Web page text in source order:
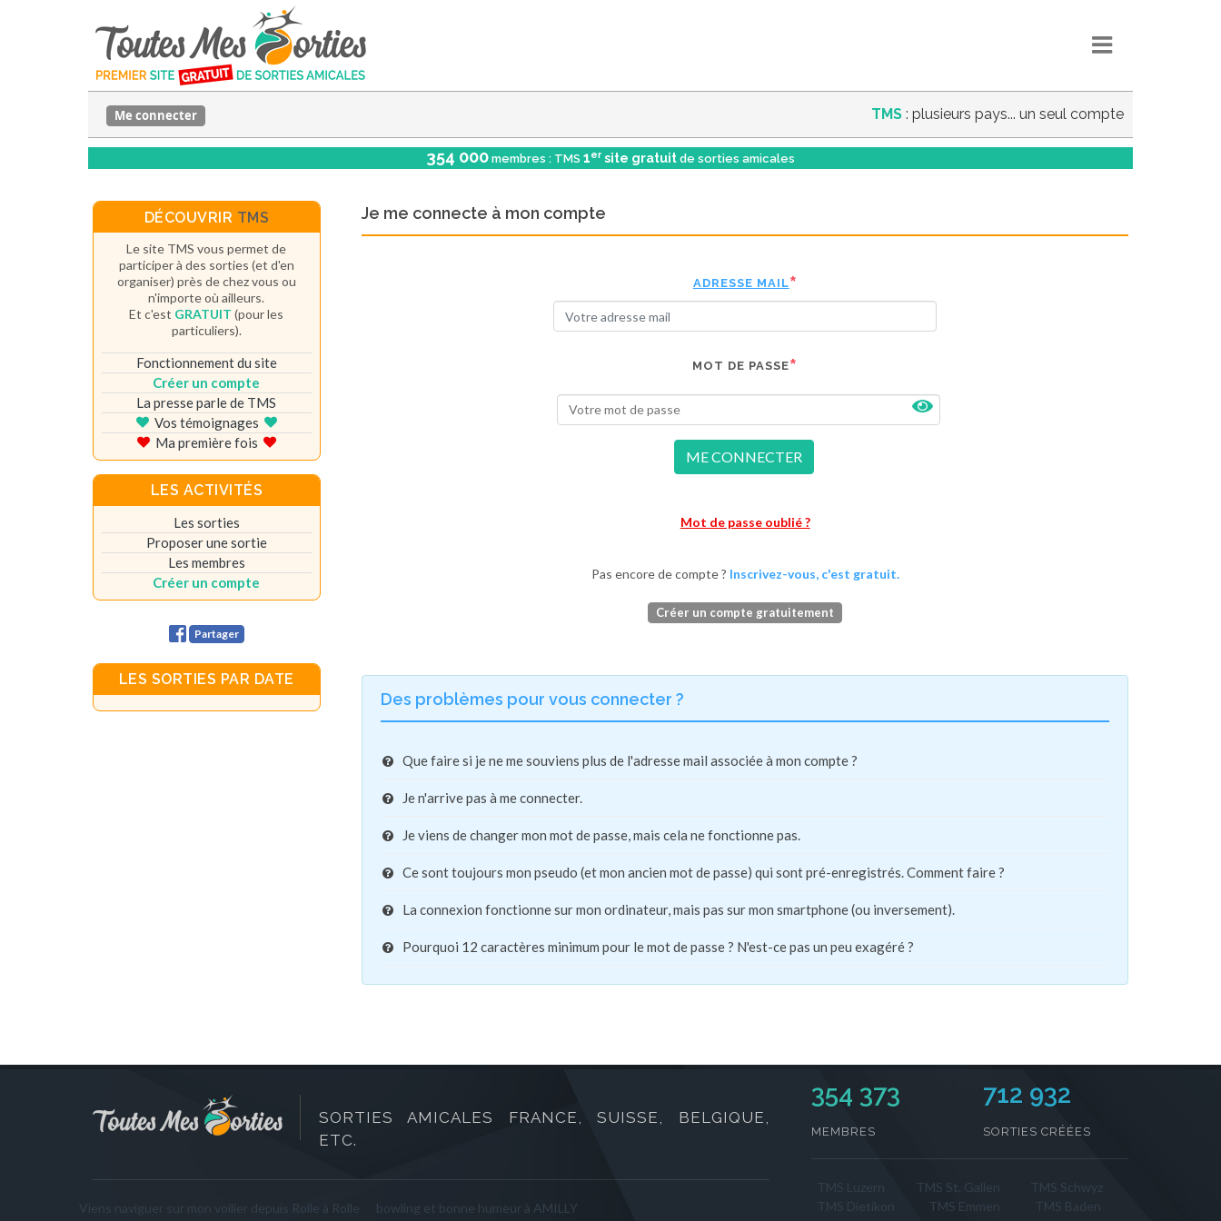
TMS : plusieurs pays... un seul compte
Me connecter
354 000 membres : TMS 1er site gratuit de sorties amicales
Je me connecte à mon compte
ADRESSE MAIL
MOT DE PASSE
ME CONNECTER
Mot de passe oublié ?
Pas encore de compte ? Inscrivez-vous, c'est gratuit.
Créer un compte gratuitement
Des problèmes pour vous connecter ?
Que faire si je ne me souviens plus de l'adresse mail associée à mon compte ?
Je n'arrive pas à me connecter.
Je viens de changer mon mot de passe, mais cela ne fonctionne pas.
Ce sont toujours mon pseudo (et mon ancien mot de passe) qui sont pré-enregistrés. Comment faire ?
La connexion fonctionne sur mon ordinateur, mais pas sur mon smartphone (ou inversement).
Pourquoi 12 caractères minimum pour le mot de passe ? N'est-ce pas un peu exagéré ?
DÉCOUVRIR TMS
Le site TMS vous permet de
participer à des sorties (et d'en
organiser) près de chez vous ou
n'importe où ailleurs.
Et c'est GRATUIT (pour les
particuliers).
Fonctionnement du site
Créer un compte
La presse parle de TMS
Vos témoignages
Ma première fois
LES ACTIVITÉS
Les sorties
Proposer une sortie
Les membres
Créer un compte
Partager
LES SORTIES PAR DATE
SORTIES AMICALES FRANCE, SUISSE, BELGIQUE,
ETC.
Viens naviguer sur mon voilier depuis Rolle à Rolle
bowling et bonne humeur à AMILLY
354 373
MEMBRES
712 932
SORTIES CRÉÉES
TMS St. Gallen
TMS Schwyz
TMS Emmen
TMS Baden